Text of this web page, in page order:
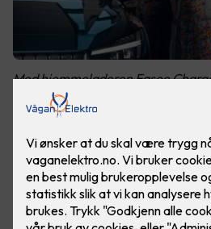
Med hjemmeladeren Easee
fulladet elbil. Laderen passer alle
hjem!